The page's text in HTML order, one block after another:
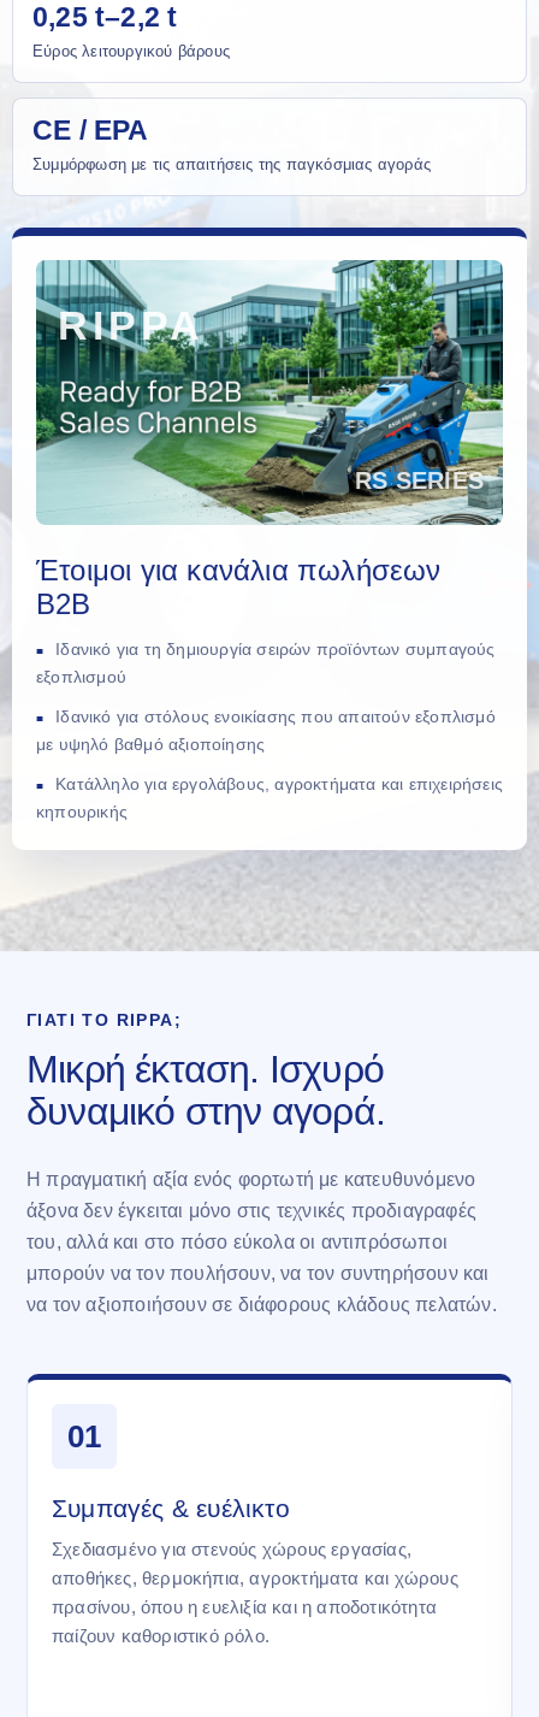
0,25 t–2,2 t
Εύρος λειτουργικού βάρους
CE / EPA
Συμμόρφωση με τις απαιτήσεις της παγκόσμιας αγοράς
Έτοιμοι για κανάλια πωλήσεων
B2B
Ιδανικό για τη δημιουργία σειρών προϊόντων συμπαγούς
εξοπλισμού
Ιδανικό για στόλους ενοικίασης που απαιτούν εξοπλισμό
με υψηλό βαθμό αξιοποίησης
Κατάλληλο για εργολάβους, αγροκτήματα και επιχειρήσεις
κηπουρικής
ΓΙΑΤΊ ΤΟ RIPPA;
Μικρή έκταση. Ισχυρό
δυναμικό στην αγορά.
Η πραγματική αξία ενός φορτωτή με κατευθυνόμενο
άξονα δεν έγκειται μόνο στις τεχνικές προδιαγραφές
του, αλλά και στο πόσο εύκολα οι αντιπρόσωποι
μπορούν να τον πουλήσουν, να τον συντηρήσουν και
να τον αξιοποιήσουν σε διάφορους κλάδους πελατών.
01
Συμπαγές & ευέλικτο
Σχεδιασμένο για στενούς χώρους εργασίας,
αποθήκες, θερμοκήπια, αγροκτήματα και χώρους
πρασίνου, όπου η ευελιξία και η αποδοτικότητα
παίζουν καθοριστικό ρόλο.